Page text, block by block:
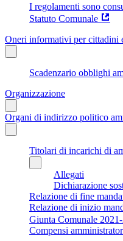
I regolamenti sono
Statuto Comunale
Oneri informativi per cittadini
Scadenzario obblighi
Organizzazione
Organi di indirizzo politico
Titolari di incarichi di
Allegati
Dichiarazione
Relazione di fine
Relazione di inizio
Giunta Comunale
Compensi